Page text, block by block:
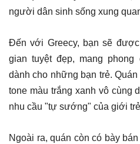
người dân sinh sống xung
Đến với Greecy, bạn sẽ
gian tuyệt đẹp, mang phong
dành cho những bạn trẻ.
tone màu trắng xanh vô cùng
nhu cầu "tự sướng" của giới
Ngoài ra, quán còn có bày